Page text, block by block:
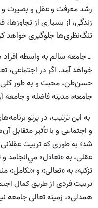
رشد معرفت و عقل و بصيرت و
زندگى، از بسيارى از
تنگ‌نظرى‌ها جلوگیری خواهد
ـ جامعه سالم به واسطه
خواهد آمد. اگر در اجتماعی،
حسن‌ظن، محبت و به طور كلى
جامعه، مدينه فاضله و جامعه
به این ترتیب، در پرتو
و اجتماعى و با تأثير متقابل
شد؛ به طورى كه تربيت
عقلى، به «تعادل» مي‌انجامد و
تزكيه، به «تعالى» و
تربيت فردى از طريق كمال
همدلى»، زمينه تعالى جامعه